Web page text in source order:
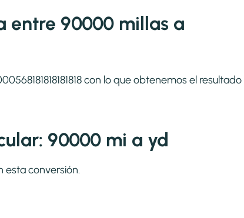
entre 90000 millas a
con lo que obtenemos el resultado
90000 mi a yd
esta conversión.